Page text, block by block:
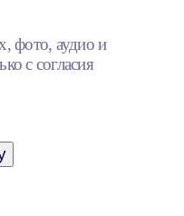
фото, аудио и
с согласия